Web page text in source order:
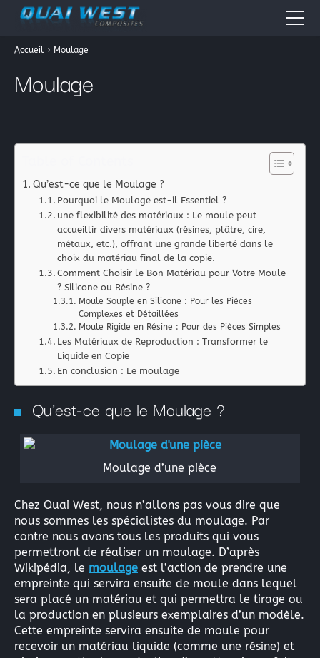
Moulage
Accueil › Moulage
Qu’est-ce que le Moulage ?
Pourquoi le Moulage est-il Essentiel ?
une flexibilité des matériaux : Le moule peut
accueillir divers matériaux (résines, plâtre, cire,
métaux, etc.), offrant une grande liberté dans le
choix du matériau final de la copie.
Comment Choisir le Bon Matériau pour Votre Moule
? Silicone ou Résine ?
Moule Souple en Silicone : Pour les Pièces
Complexes et Détaillées
Moule Rigide en Résine : Pour des Pièces Simples
Les Matériaux de Reproduction : Transformer le
Liquide en Copie
En conclusion : Le moulage
Qu’est-ce que le Moulage ?
Moulage d’une pièce
Chez Quai West, nous n’allons pas vous dire que
nous sommes les spécialistes du moulage. Par
contre nous avons tous les produits qui vous
permettront de réaliser un moulage. D’après
Wikipédia, le moulage est l’action de prendre une
empreinte qui servira ensuite de moule dans lequel
sera placé un matériau et qui permettra le tirage ou
la production en plusieurs exemplaires d’un modèle.
Cette empreinte servira ensuite de moule pour
recevoir un matériau liquide (comme une résine) et
Accueil
Quai West
Résines polyester
Résines acryliques
Tissus pour la stratification: les fibres composites
Périphérique de vide
La peinture automobile
La peinture industrielle
La peinture nautique
La peinture en bombe
Résine Polyester ou résine Polyuréthane pour la
Le moulage silicone
Les colles structurales: Époxydes, Polyuréthanes,
Les colles instantanées
Les colles souples
Boutique en ligne
Fiches Pratiques
Galerie Photos